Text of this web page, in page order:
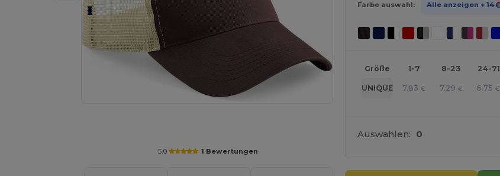
5.0 1 Bewertungen
Farbe auswahl: Alle anzeigen + 14
Größe 1-7 8-23 24-71
UNIQUE 7.83 € 7.29 € 6.75 €
Auswahlen: 0